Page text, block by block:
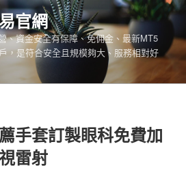
官網
、資金安全有保障、免佣金、最新MT5
，是符合安全且規模夠大、服務相對好
手套訂製眼科免費加
雷射